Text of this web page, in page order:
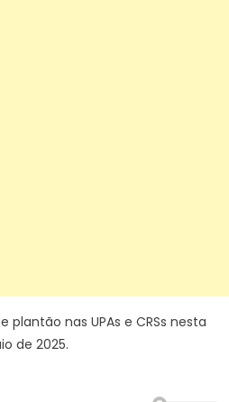
nas UPAs e CRSs nesta
de 2025.